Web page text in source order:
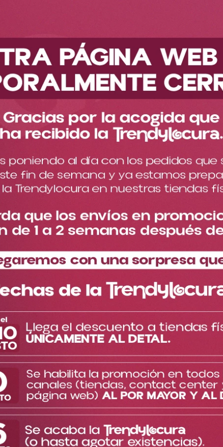
Accesorios
Más accesorios
Pin Perrito Toy Story Ref DY2341
Pin Perrito Toy Story Ref
DY2341
Cargando comentarios…
Este pin de Perrito Slinky te va a encantar porque su diseño
divertido y su sonrisa contagiosa le darán a tus accesorios un
$ 12.000
Cantidad
＋
－
Descripción del producto
Especificaciones del
Pin Perrito Toy Story Ref DY2341
Este pin de Perrito Slinky te va a encantar porque su diseño
divertido y su sonrisa contagiosa le darán a tus accesorios un
No más bolsos, prendas o accesorios aburridos, los pines más
Decora tus prendas o accesorios favoritos con estos hermosos
pines, los cuales son coleccionables, inspirados en las películas
de Disney que más amas.
Puedes estar tranquilo pues su sistema de cierre permite un
ajuste firme, ligero y resistente.
La impresión y grabado es de alta calidad.
Material: Cierre de plástico duro y Pin de Aleación de Zinc.
TE PUEDE INTERESAR
Más reciente